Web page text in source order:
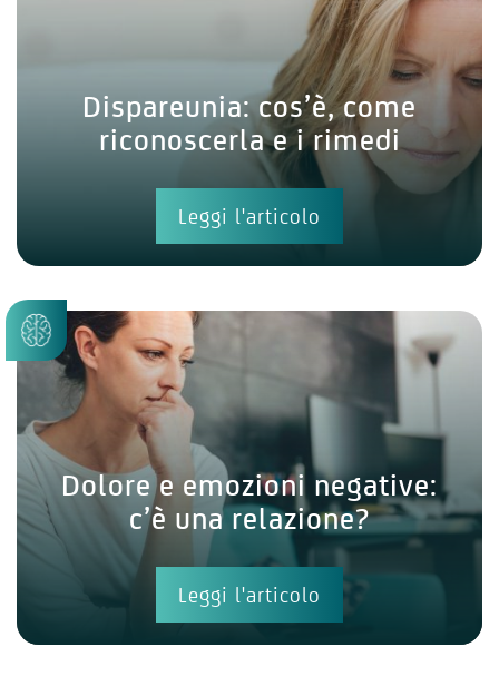
Dispareunia: cos’è, come
riconoscerla e i rimedi
Leggi l'articolo
Dolore e emozioni negative:
c’è una relazione?
Leggi l'articolo